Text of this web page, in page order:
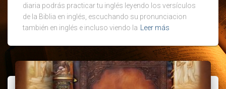
diaria podrás practicar tu inglés leyendo los versículos
de la Biblia en inglés, escuchando su pronunciacion
también en inglés e incluso viendo la Leer más